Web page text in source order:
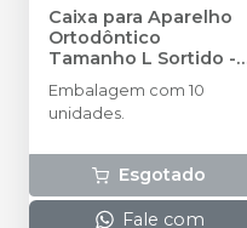
Caixa para Aparelho
Ortodôntico
Tamanho L Sortido -
10 unidades
ANDRADE GOMES
Embalagem com 10
unidades.
Esgotado
Fale com